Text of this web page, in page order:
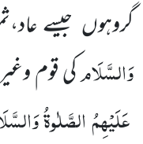
گروہوں جیسے
وَالسَّلَامکی قوم
عَلَیْہِمُ الصَّلٰوۃُ